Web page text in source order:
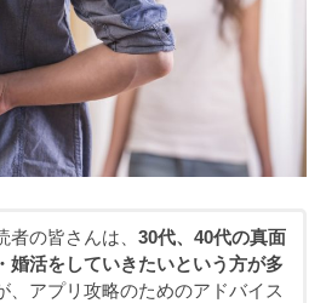
者の皆さんは、 30代、40代の真面
婚活をしていきたいという方が多
、アプリ攻略のためのアドバイス